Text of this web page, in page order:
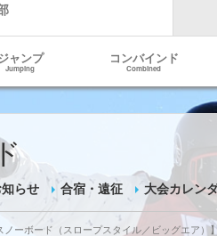
ャンプ
Jumping
コンバインド
Combined
知らせ 合宿・遠征 大会カレン
ノーボード（スロープスタイル／ビッグエア